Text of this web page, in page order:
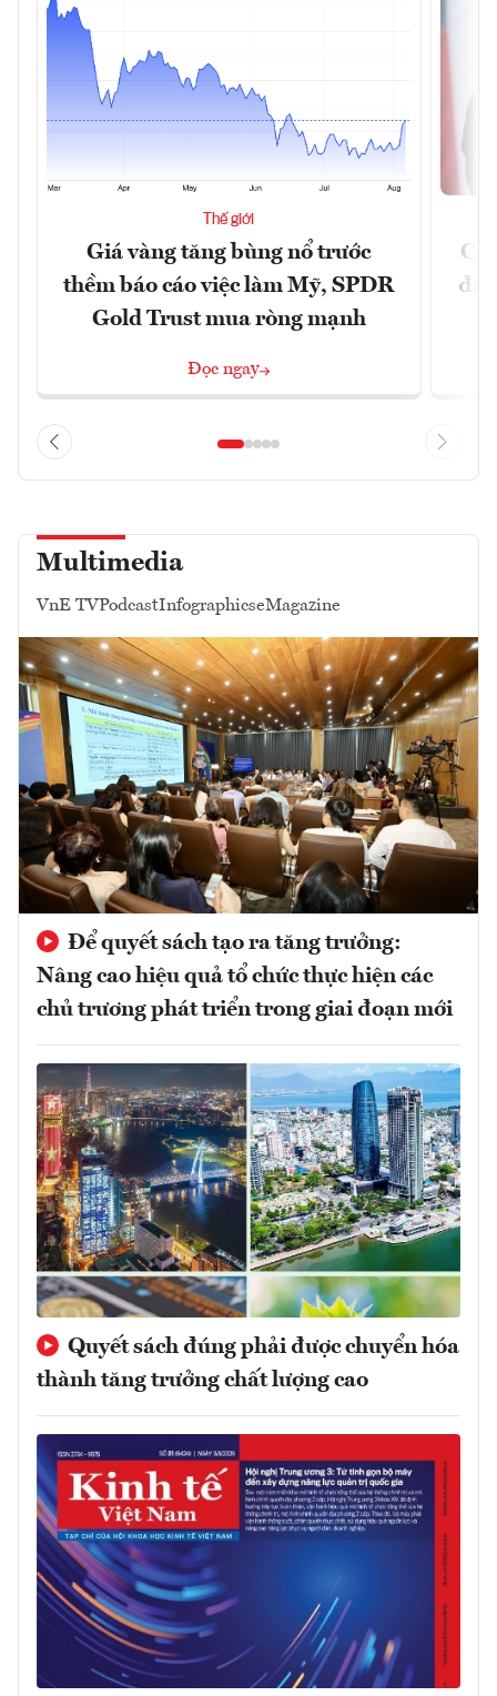
Thế giới
Giá vàng tăng bùng nổ trước
thềm báo cáo việc làm Mỹ, SPDR
Gold Trust mua ròng mạnh
Đọc ngay
đã
Multimedia
VnE TVPodcastInfographicseMagazine
Để quyết sách tạo ra tăng trưởng:
Nâng cao hiệu quả tổ chức thực hiện các
chủ trương phát triển trong giai đoạn mới
Quyết sách đúng phải được chuyển hóa
thành tăng trưởng chất lượng cao